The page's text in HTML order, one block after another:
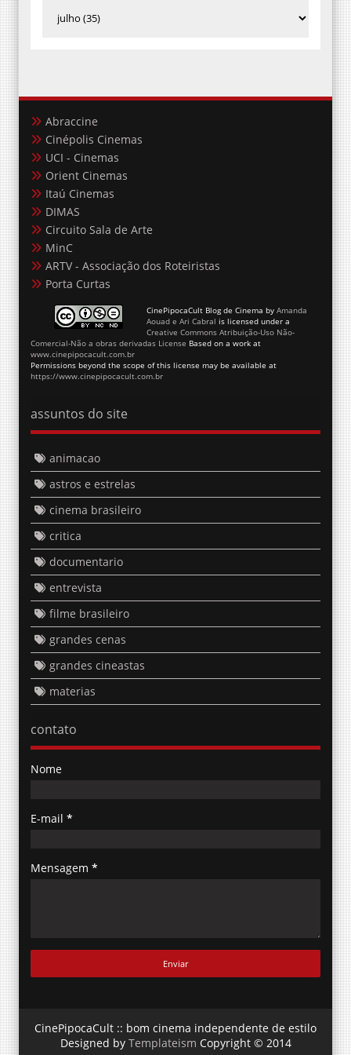
Abraccine
Cinépolis Cinemas
UCI - Cinemas
Orient Cinemas
Itaú Cinemas
DIMAS
Circuito Sala de Arte
MinC
ARTV - Associação dos Roteiristas
Porta Curtas
CinePipocaCult Blog de Cinema by Amanda
Aouad e Ari Cabral is licensed under a
Creative Commons Atribuição-Uso Não-
Comercial-Não a obras derivadas License Based on a work at
www.cinepipocacult.com.br
Permissions beyond the scope of this license may be available at
https://www.cinepipocacult.com.br
assuntos do site
animacao
astros e estrelas
cinema brasileiro
critica
documentario
entrevista
filme brasileiro
grandes cenas
grandes cineastas
materias
contato
Nome
E-mail *
Mensagem *
CinePipocaCult :: bom cinema independente de estilo
Designed by Templateism Copyright © 2014